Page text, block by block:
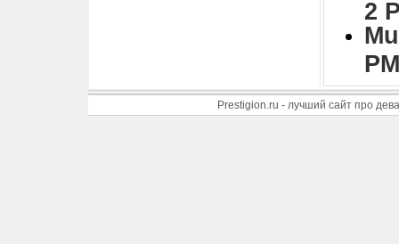
2
Prestigion.ru - лучший сайт про